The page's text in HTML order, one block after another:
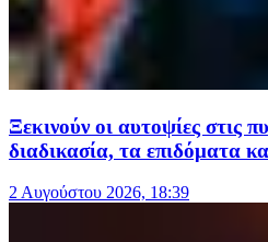
Ξεκινούν οι αυτοψίες στις
διαδικασία, τα επιδόματα
2 Αυγούστου 2026, 18:39